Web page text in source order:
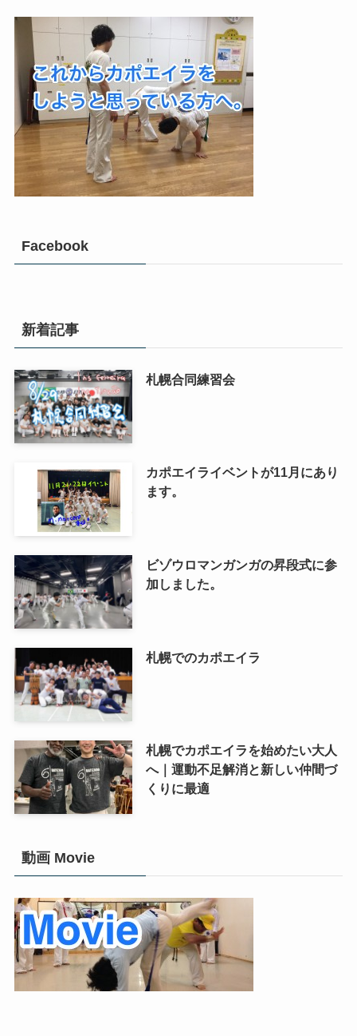
Facebook
新着記事
札幌合同練習会
カポエイライベントが11月にあり
ます。
ビゾウロマンガンガの昇段式に参
加しました。
札幌でのカポエイラ
札幌でカポエイラを始めたい大人
へ｜運動不足解消と新しい仲間づ
くりに最適
動画 Movie